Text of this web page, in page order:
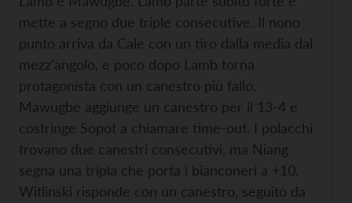
mette a segno due triple consecutive. Il nono
punto arriva da Cale con un tiro dalla media dal
mezz’angolo, e poco dopo Lamb torna
protagonista con un canestro più fallo.
Mawugbe aggiunge un canestro per il 13-4 e
costringe Sopot a chiamare time-out. I polacchi
trovano due canestri consecutivi, ma Niang
segna una tripla che porta i bianconeri a +10.
Witlinski risponde con un canestro, seguito da